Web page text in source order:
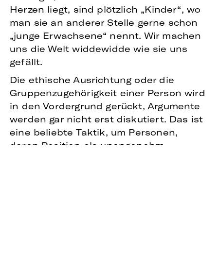
Herzen liegt, sind plötzlich „Kinder“, wo
man sie an anderer Stelle gerne schon
„junge Erwachsene“ nennt. Wir machen
uns die Welt widdewidde wie sie uns
gefällt.
Die ethische Ausrichtung oder die
Gruppenzugehörigkeit einer Person wird
in den Vordergrund gerückt, Argumente
werden gar nicht erst diskutiert. Das ist
eine beliebte Taktik, um Personen,
deren Position als unangenehm